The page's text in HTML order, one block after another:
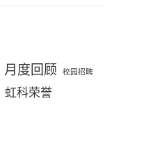
月度回顾 校园招聘
虹科荣誉